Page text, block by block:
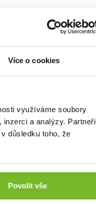
Více o cookies
využíváme soubory
a analýzy. Partneři
důsledku toho, že
Povolit vše